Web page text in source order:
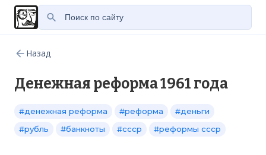
Назад
Денежная реформа 1961 года
#денежная реформа #реформа
#деньги
#рубль
#банкноты #ссср #реформы ссср